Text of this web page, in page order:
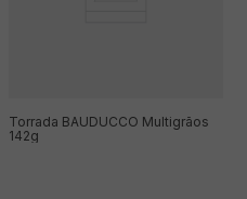
Torrada BAUDUCCO Multigrãos
142g